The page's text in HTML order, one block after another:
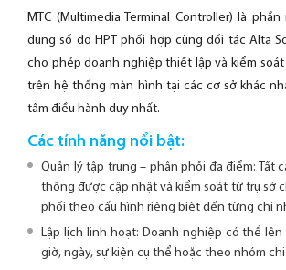
MTC (Multimedia Terminal Controller) là
dung số do HPT phối hợp cùng đối tác Alta
cho phép doanh nghiệp thiết lập và kiểm
trên hệ thống màn hình tại các cơ sở khác
tâm điều hành duy nhất.
Các tính năng nổi bật:
Quản lý tập trung – phân phối đa điểm: Tất
thông được cập nhật và kiểm soát từ trụ sở
phối theo cấu hình riêng biệt đến từng chi
Lập lịch linh hoạt: Doanh nghiệp có thể
giờ, ngày, sự kiện cụ thể hoặc theo nhóm